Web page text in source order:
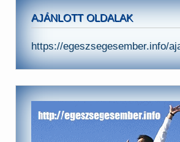
AJÁNLOTT OLDALAK
https://egeszsegesember.info/